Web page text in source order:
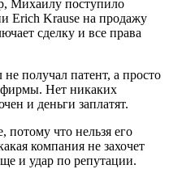
Михаилу поступило
Erich Krause на продажу
сделку и все права
получал патент, а просто
фирмы. Нет никаких
и деньги заплатят.
потому что нельзя его
компания не захочет
и удар по репутации.